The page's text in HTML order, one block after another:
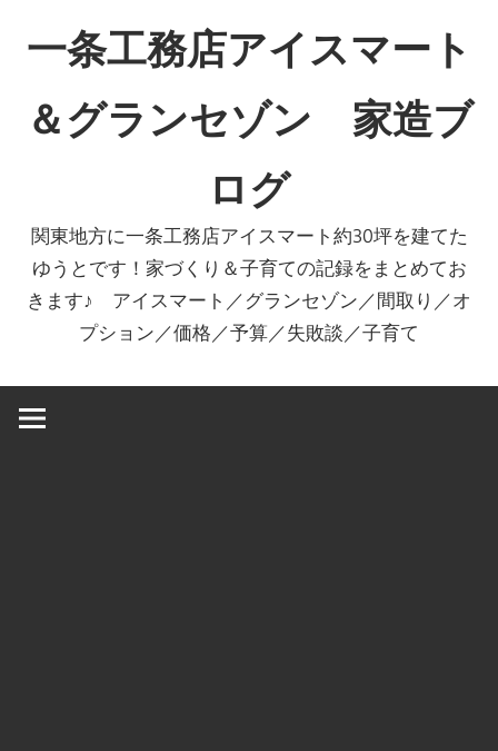
一条工務店アイスマート
＆グランセゾン 家造ブ
ログ
関東地方に一条工務店アイスマート約30坪を建てた
ゆうとです！家づくり＆子育ての記録をまとめてお
きます♪ アイスマート／グランセゾン／間取り／オ
プション／価格／予算／失敗談／子育て